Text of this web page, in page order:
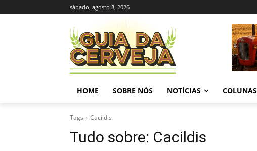
sábado, agosto 8, 2026
HOME SOBRE NÓS NOTÍCIAS COLUNAS
Tags Cacildis
Tudo sobre: Cacildis